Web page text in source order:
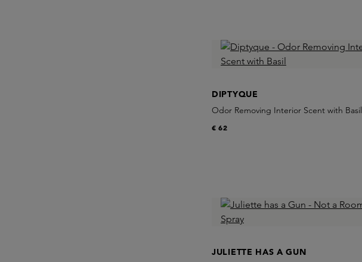
DIPTYQUE
Odor Removing Interior Scent with Basil
€ 62
JULIETTE HAS A GUN